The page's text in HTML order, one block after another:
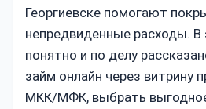
Георгиевске помогают
непредвиденные расходы. В
понятно и по делу
займ онлайн через
МКК/МФК, выбрать